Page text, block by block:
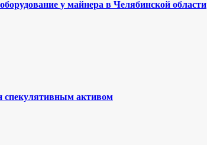
у майнера в Челябинской области
спекулятивным активом